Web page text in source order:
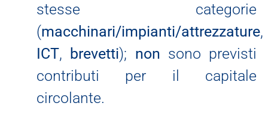
stesse categorie
(macchinari/impianti/attrezzature,
ICT, brevetti); non sono previsti
contributi per il capitale
circolante.